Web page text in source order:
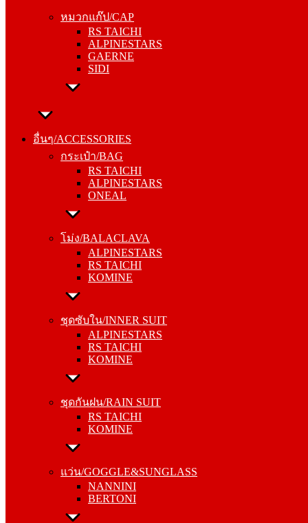
หมวกแก๊ป/CAP
RS TAICHI
ALPINESTARS
GAERNE
SIDI
อื่นๆ/ACCESSORIES
กระเป๋า/BAG
RS TAICHI
ALPINESTARS
ONEAL
โม่ง/BALACLAVA
ALPINESTARS
RS TAICHI
KOMINE
ชุดซับใน/INNER SUIT
ALPINESTARS
RS TAICHI
KOMINE
ชุดกันฝน/RAIN SUIT
RS TAICHI
KOMINE
แว่น/GOGGLE&SUNGLASS
NANNINI
BERTONI
ALPINESTARS
GAERNE
SIDI
อื่นๆ/ACCESSORIES
RS TAICHI
ALPINESTARS
ONEAL
โม่ง/BALACLAVA
RS TAICHI
KOMINE
ชุดซับใน/INNER SUIT
RS TAICHI
KOMINE
ชุดกันฝน/RAIN SUIT
KOMINE
แว่น/GOGGLE&SUNGLASS
BERTONI
ตัวล็อค/LOCK